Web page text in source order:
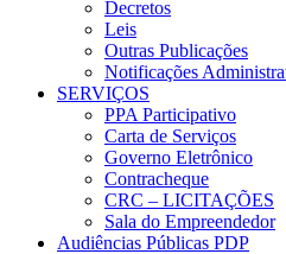
Decretos
Leis
Outras Publicações
Notificações
SERVIÇOS
PPA Participativo
Carta de Serviços
Governo Eletrônico
Contracheque
CRC – LICITAÇÕES
Sala do Empreendedor
Audiências Públicas PDP